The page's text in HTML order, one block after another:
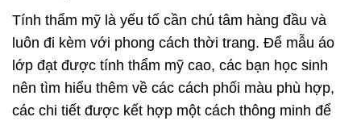
Tính thẩm mỹ là yếu tố cần chú tâm hàng đầu và
luôn đi kèm với phong cách thời trang. Để mẫu áo
lớp đạt được tính thẩm mỹ cao, các bạn học sinh
nên tìm hiểu thêm về các cách phối màu phù hợp,
các chi tiết được kết hợp một cách thông minh để